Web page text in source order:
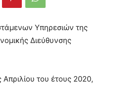
Υπηρεσιών της
Διεύθυνσης
του έτους 2020,